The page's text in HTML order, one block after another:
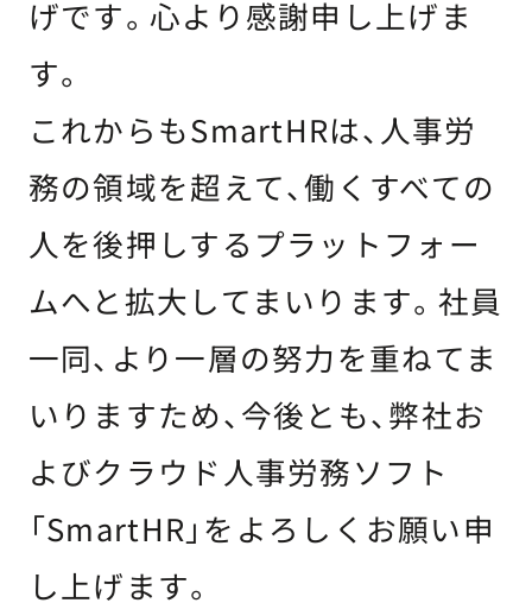
げです。心より感謝申し上げま
す。
これからもSmartHRは、人事労
務の領域を超えて、働くすべての
人を後押しするプラットフォー
ムへと拡大してまいります。社員
一同、より一層の努力を重ねてま
いりますため、今後とも、弊社お
よびクラウド人事労務ソフト
「SmartHR」をよろしくお願い申
し上げます。